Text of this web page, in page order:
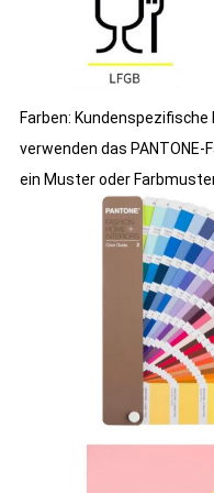
Farben:
verwenden das PANTONE-
ein Muster oder